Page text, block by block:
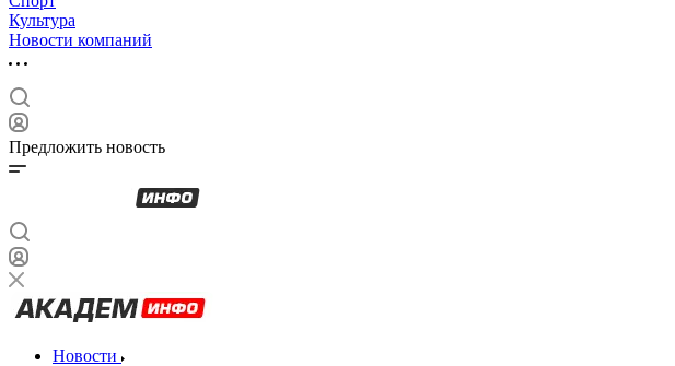
Культура
Новости компаний
Предложить новость
Новости